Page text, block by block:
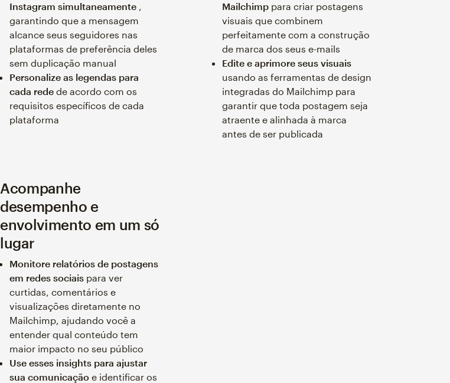
Instagram simultaneamente,
garantindo que a mensagem
alcance seus seguidores nas
plataformas de preferência deles
sem duplicação manual
Personalize as legendas para
cada redede acordo com os
requisitos específicos de cada
plataforma
Mailchimp para criar postagens
visuais que combinem
perfeitamente com a construção
de marca dos seus e-mails
Edite e aprimore seus visuais
usando as ferramentas de design
integradas do Mailchimp para
garantir que toda postagem seja
atraente e alinhada à marca
antes de ser publicada
Acompanhe
desempenho e
envolvimento em um só
lugar
Monitore relatórios de postagens
em redes sociaispara ver
curtidas, comentários e
visualizações diretamente no
Mailchimp, ajudando você a
entender qual conteúdo tem
maior impacto no seu público
Use esses insights para ajustar
sua comunicaçãoe identificar os